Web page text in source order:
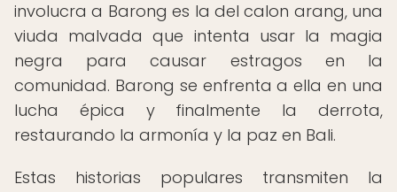
involucra a Barong es la del calon arang, una
viuda malvada que intenta usar la magia
negra para causar estragos en la
comunidad. Barong se enfrenta a ella en una
lucha épica y finalmente la derrota,
restaurando la armonía y la paz en Bali.
Estas historias populares transmiten la